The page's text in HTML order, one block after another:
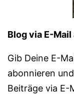
Blog via E-
Gib Deine E-
abonnieren
Beiträge via E-